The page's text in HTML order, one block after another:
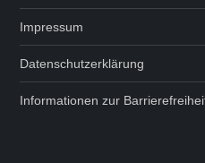
Impressum
Datenschutzerklärung
Informationen zur